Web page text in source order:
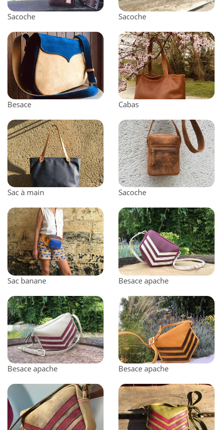
Sacoche Sacoche
Besace Cabas
Sac à main Sacoche
Sac banane Besace apache
Besace apache Besace apache